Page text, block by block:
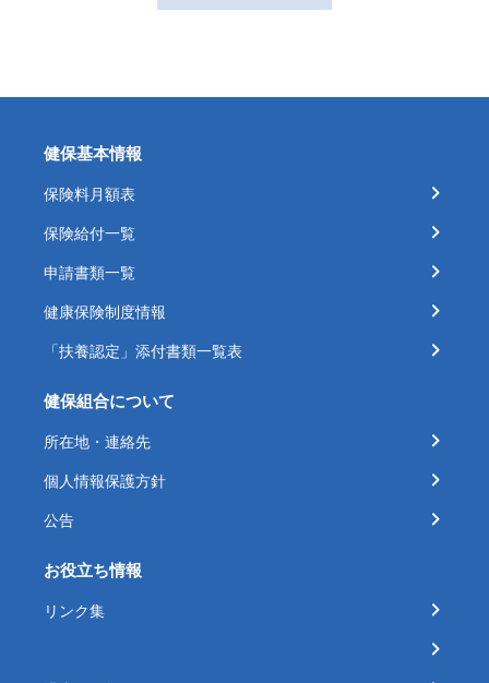
健保基本情報
保険料月額表
保険給付一覧
申請書類一覧
健康保険制度情報
「扶養認定」添付書類一覧表
健保組合について
所在地・連絡先
個人情報保護方針
公告
お役立ち情報
リンク集